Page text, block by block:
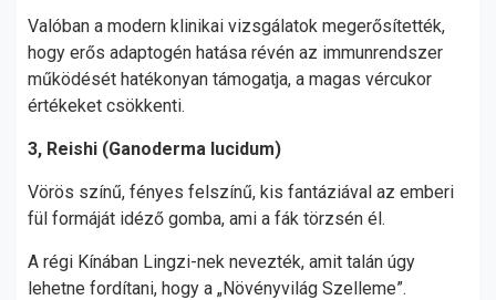
Valóban a modern klinikai vizsgálatok megerősítették,
hogy erős adaptogén hatása révén az immunrendszer
működését hatékonyan támogatja, a magas vércukor
értékeket csökkenti.
3, Reishi (Ganoderma lucidum)
Vörös színű, fényes felszínű, kis fantáziával az emberi
fül formáját idéző gomba, ami a fák törzsén él.
A régi Kínában Lingzi-nek nevezték, amit talán úgy
lehetne fordítani, hogy a „Növényvilág Szelleme”.